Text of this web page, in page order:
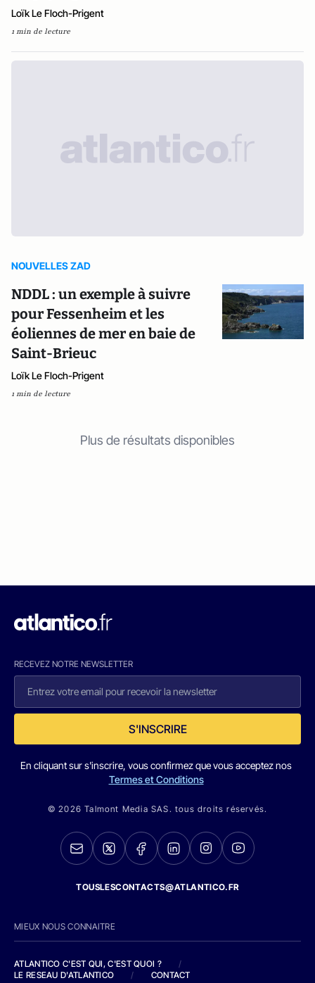
Loïk Le Floch-Prigent
1 min de lecture
NOUVELLES ZAD
NDDL : un exemple à suivre
pour Fessenheim et les
éoliennes de mer en baie de
Saint-Brieuc
Loïk Le Floch-Prigent
1 min de lecture
Plus de résultats disponibles
RECEVEZ NOTRE NEWSLETTER
S'INSCRIRE
En cliquant sur s'inscrire, vous confirmez que vous acceptez nos
Termes et Conditions
© 2026 Talmont Media SAS. tous droits réservés.
TOUSLESCONTACTS@ATLANTICO.FR
MIEUX NOUS CONNAITRE
ATLANTICO C'EST QUI, C'EST QUOI ?
/
LE RESEAU D'ATLANTICO
/ CONTACT